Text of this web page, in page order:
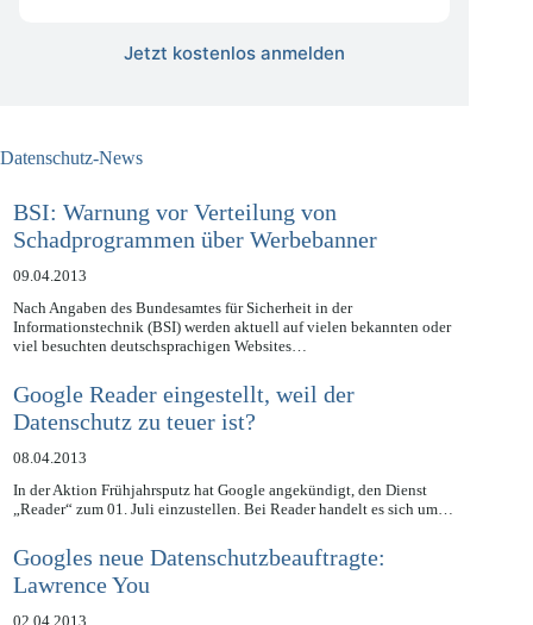
BSI: Warnung vor Verteilung von
Schadprogrammen über Werbebanner
09.04.2013
Nach Angaben des Bundesamtes für Sicherheit in der
Informationstechnik (BSI) werden aktuell auf vielen bekannten oder
Google Reader eingestellt, weil der
Datenschutz zu teuer ist?
08.04.2013
In der Aktion Frühjahrsputz hat Google angekündigt, den Dienst
Googles neue Datenschutzbeauftragte:
Lawrence You